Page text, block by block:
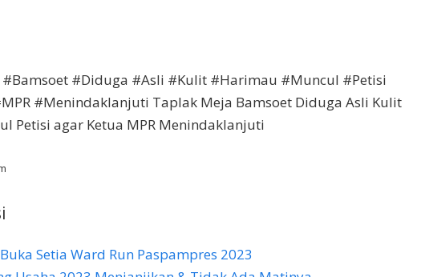
#Diduga #Asli #Kulit #Harimau #Muncul #Petisi
#Menindaklanjuti Taplak Meja Bamsoet Diduga Asli Kulit
Petisi agar Ketua MPR Menindaklanjuti
Setia Ward Run Paspampres 2023